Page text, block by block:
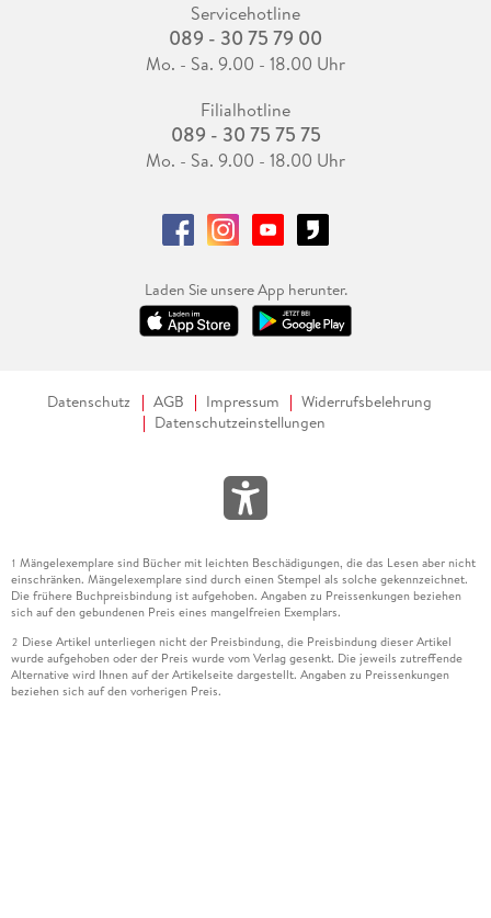
Servicehotline
089 - 30 75 79 00
Mo. - Sa. 9.00 - 18.00 Uhr
Filialhotline
089 - 30 75 75 75
Mo. - Sa. 9.00 - 18.00 Uhr
Laden Sie unsere App herunter.
Datenschutz AGB Impressum
Widerrufsbelehrung
Datenschutzeinstellungen
1 Mängelexemplare sind Bücher mit leichten Beschädigungen, die das Lesen aber nicht
einschränken. Mängelexemplare sind durch einen Stempel als solche gekennzeichnet.
Die frühere Buchpreisbindung ist aufgehoben. Angaben zu Preissenkungen beziehen
sich auf den gebundenen Preis eines mangelfreien Exemplars.
2 Diese Artikel unterliegen nicht der Preisbindung, die Preisbindung dieser Artikel
wurde aufgehoben oder der Preis wurde vom Verlag gesenkt. Die jeweils zutreffende
Alternative wird Ihnen auf der Artikelseite dargestellt. Angaben zu Preissenkungen
beziehen sich auf den vorherigen Preis.